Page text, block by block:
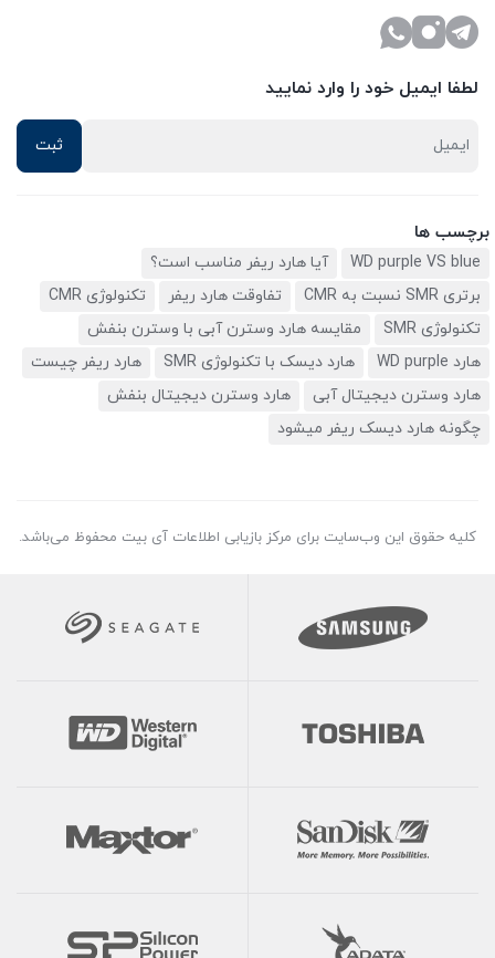
لطفا ایمیل خود را وارد نمایید
برچسب ها
WD purple VS blue
آیا هارد ریفر مناسب است؟
برتری SMR نسبت به CMR
تفاوقت هارد ریفر
تکنولوژی CMR
تکنولوژی SMR
مقایسه هارد وسترن آبی با وسترن بنفش
هارد WD purple
هارد دیسک با تکنولوژی SMR
هارد ریفر چیست
هارد وسترن دیجیتال آبی
هارد وسترن دیجیتال بنفش
چگونه هارد دیسک ریفر میشود
کلیه حقوق این وب‌سایت برای مرکز بازیابی اطلاعات آی بیت محفوظ می‌باشد.